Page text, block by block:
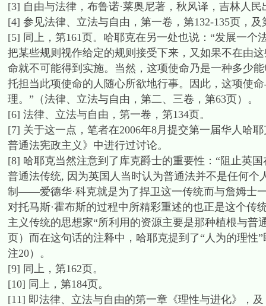
[3] 自由与法律，布鲁诺·莱奥尼著，秋风译，吉林人民
[4] 参见法律、立法与自由，第一卷，第132-135页，
[5] 同上，第161页。哈耶克在另一处也说：“发展一
把某些规则视作给定的规则接受下来，又如果不在由
命就不可能得到实施。当然，这项使命乃是一种多少
托担当此项使命的人随心所欲地行事。因此，这项使
理。”（法律、立法与自由，第二、三卷，第63页）。
[6] 法律、立法与自由，第一卷，第134页。
[7] 关于这一点，笔者在2006年8月提交第一届华人哈
普通法宪政主义》中进行过讨论。
[8] 哈耶克当然注意到了库克爵士的重要性：“阻止英
普通法传统, 因为英国人当时认为普通法并不是任何
制——爱德华·科克就是为了捍卫这一传统而与詹姆士
对托马斯·霍布斯的过程中所精彩重述的也正是这个传
主义传统的思想家“所利用的资源主要是那种植根与普
页）而在这句话的注释中，哈耶克提到了“人为的理性
注20）。
[9] 同上，第162页。
[10] 同上，第184页。
[11] 即法律、立法与自由的第一章《理性与进化》，